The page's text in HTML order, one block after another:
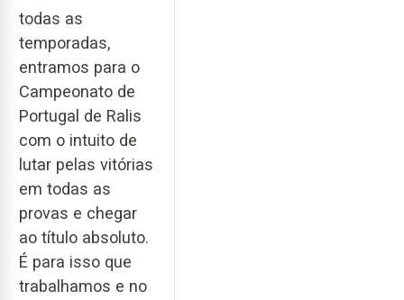
todas as
temporadas,
entramos para o
Campeonato de
Portugal de Ralis
com o intuito de
lutar pelas vitórias
em todas as
provas e chegar
ao título absoluto.
É para isso que
trabalhamos e no